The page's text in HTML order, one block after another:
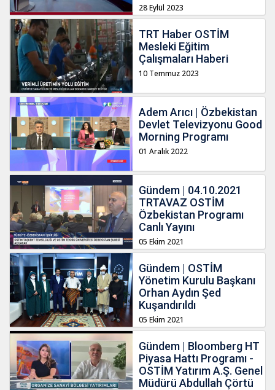
28 Eylül 2023
TRT Haber OSTİM
Mesleki Eğitim
Çalışmaları Haberi
10 Temmuz 2023
Adem Arıcı | Özbekistan
Devlet Televizyonu Good
Morning Programı
01 Aralık 2022
Gündem | 04.10.2021
TRTAVAZ OSTİM
Özbekistan Programı
Canlı Yayını
05 Ekim 2021
Gündem | OSTİM
Yönetim Kurulu Başkanı
Orhan Aydın Şed
Kuşandırıldı
05 Ekim 2021
Gündem | Bloomberg HT
Piyasa Hattı Programı -
OSTİM Yatırım A.Ş. Genel
Müdürü Abdullah Çörtü